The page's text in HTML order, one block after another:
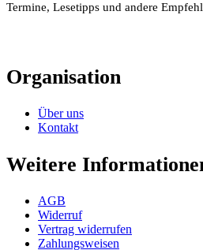
Termine, Lesetipps und andere
Organisation
Über uns
Kontakt
Weitere
AGB
Widerruf
Vertrag widerrufen
Zahlungsweisen